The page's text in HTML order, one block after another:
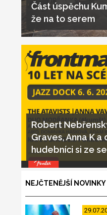
Část úspěchu
že na to serem
Robert
Graves, Anna K a
hudebníci si ze
NEJČTENĚJŠÍ NOVINKY